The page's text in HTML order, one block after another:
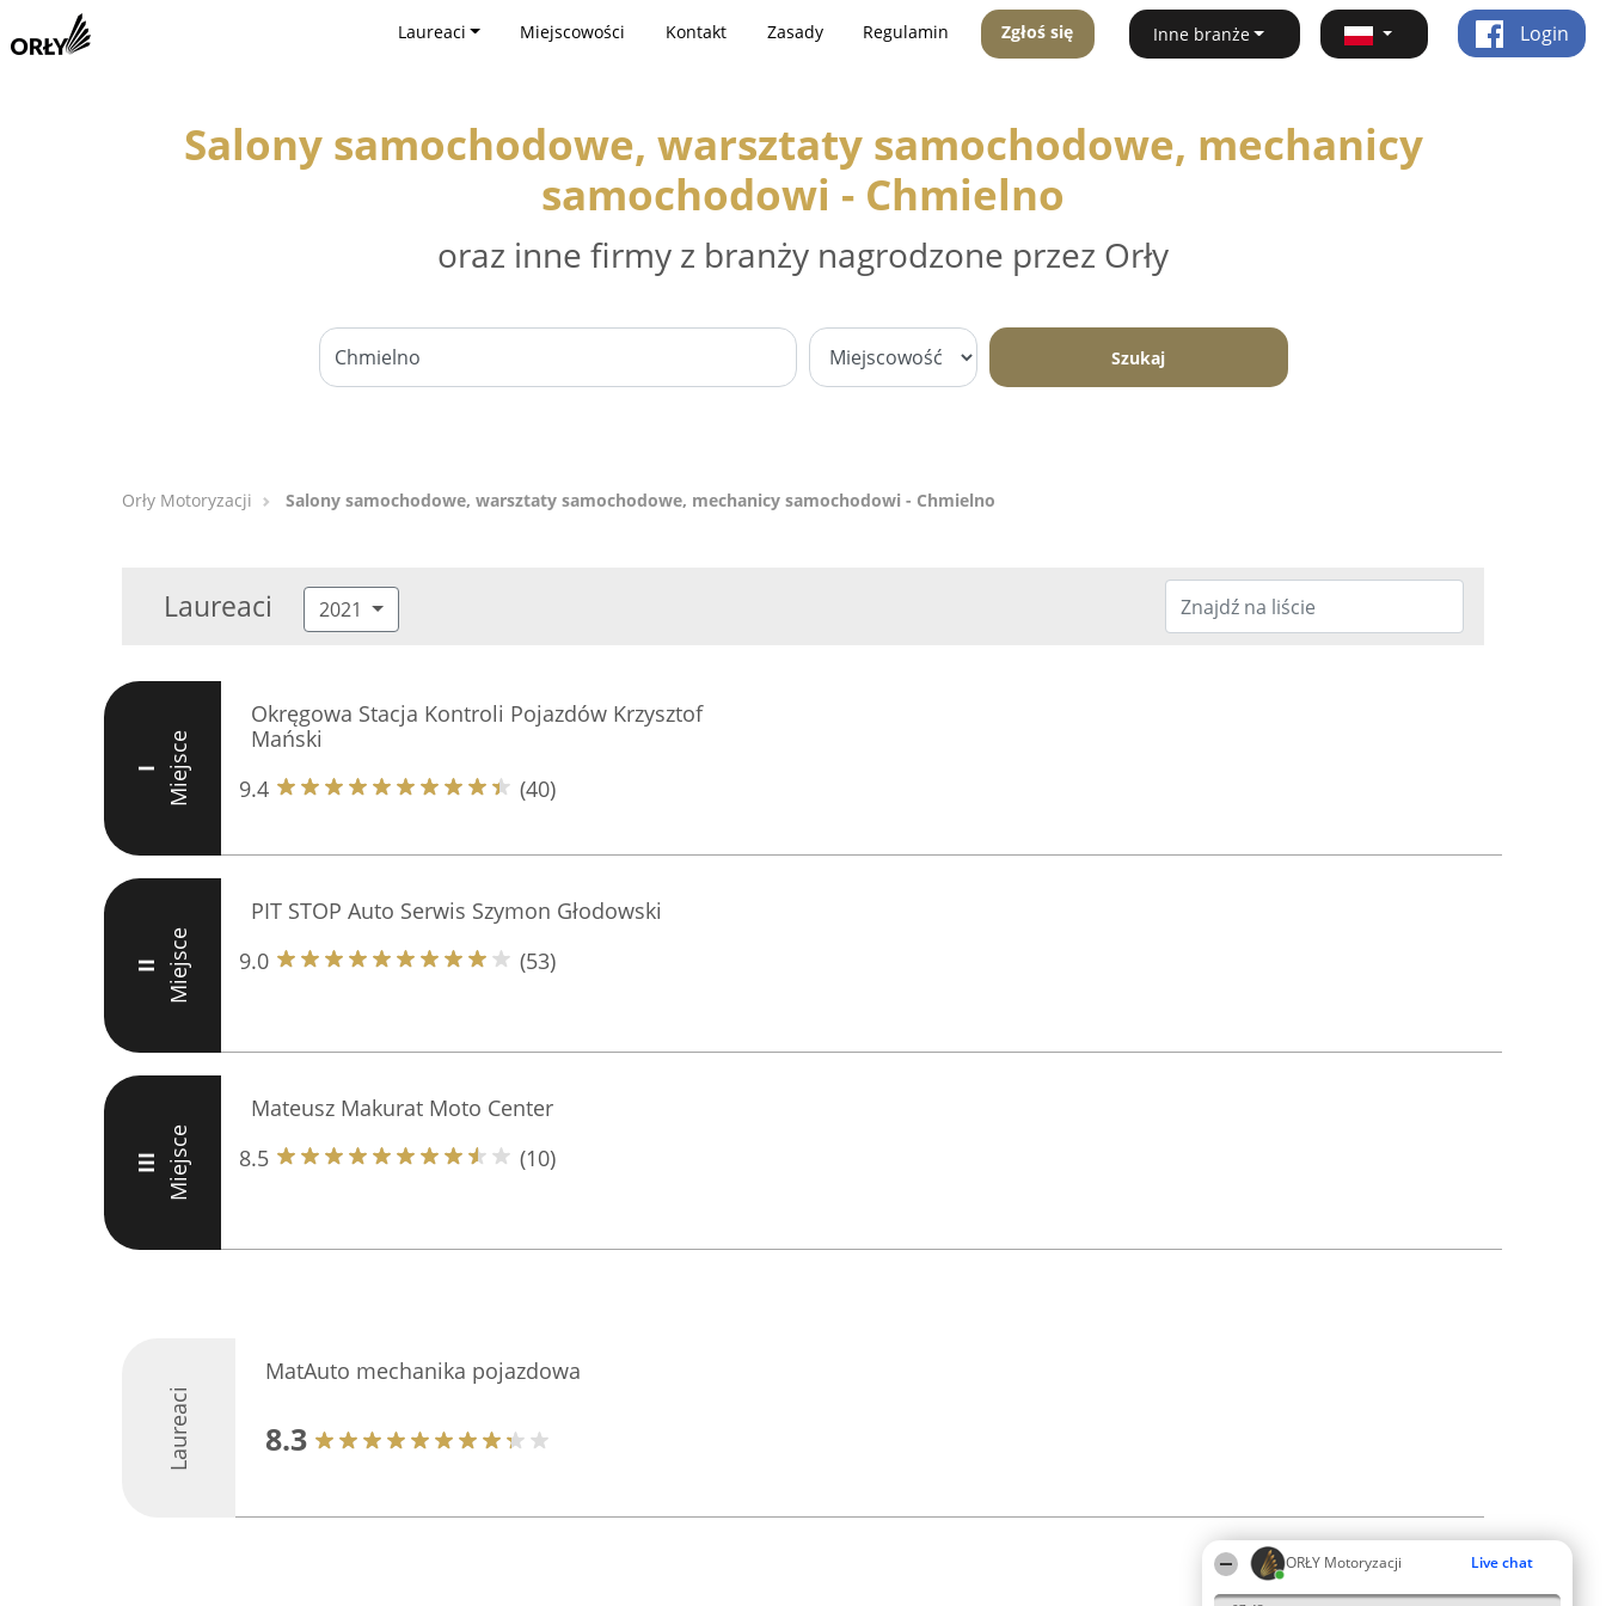
ORŁY Motoryzacji Live chat
Laureaci Miejscowości Kontakt Zasady Regulamin Zgłoś się Inne branże Login
Salony samochodowe, warsztaty samochodowe, mechanicy
samochodowi - Chmielno
oraz inne firmy z branży nagrodzone przez Orły
Szukaj
Orły Motoryzacji Salony samochodowe, warsztaty samochodowe, mechanicy samochodowi - Chmielno
Laureaci 2021
I Miejsce
Okręgowa Stacja Kontroli Pojazdów Krzysztof
Mański
9.4
(40)
II Miejsce
PIT STOP Auto Serwis Szymon Głodowski
9.0
(53)
III Miejsce
Mateusz Makurat Moto Center
8.5
(10)
Laureaci
MatAuto mechanika pojazdowa
8.3